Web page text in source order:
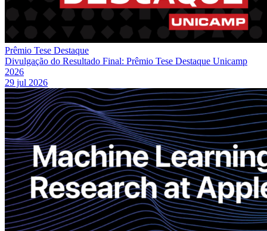
Prêmio Tese Destaque
Divulgação do Resultado Final: Prêmio Tese Destaque Unicamp
2026
29 jul 2026